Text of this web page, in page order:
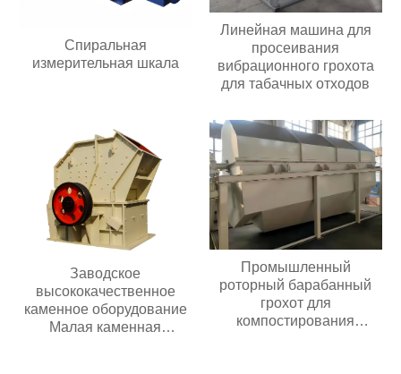
Спиральная
измерительная шкала
Линейная машина для
просеивания
вибрационного грохота
для табачных отходов
Заводское
высококачественное
каменное оборудование
Малая каменная
Промышленный
роторный барабанный
грохот для
компостирования